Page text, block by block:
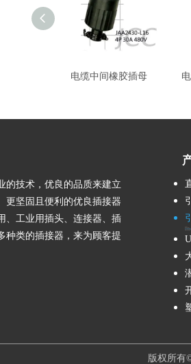
电缆中间橡胶插母
的技术，优良的品质来建立
更坚固且便利的优良插接器
、工业用插头、连接器、插
种类的插接器，来为顾客提
版权所有